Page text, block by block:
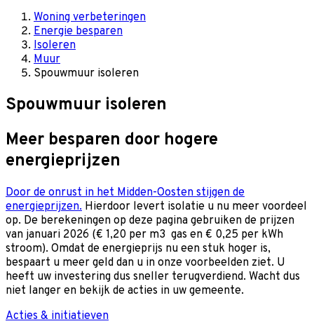
Woning verbeteringen
Energie besparen
Isoleren
Muur
Spouwmuur isoleren
Spouwmuur isoleren
Meer besparen door hogere
energieprijzen
Door de onrust in het Midden-Oosten stijgen de
energieprijzen. Hierdoor levert isolatie u nu meer voordeel
op. De berekeningen op deze pagina gebruiken de prijzen
van januari 2026 (€ 1,20 per m3 gas en € 0,25 per kWh
stroom). Omdat de energieprijs nu een stuk hoger is,
bespaart u meer geld dan u in onze voorbeelden ziet. U
heeft uw investering dus sneller terugverdiend. Wacht dus
niet langer en bekijk de acties in uw gemeente.
Acties & initiatieven